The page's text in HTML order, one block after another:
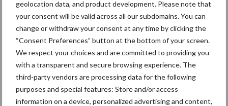
geolocation data, and product development. Please note that
your consent will be valid across all our subdomains. You can
change or withdraw your consent at any time by clicking the
“Consent Preferences” button at the bottom of your screen.
We respect your choices and are committed to providing you
with a transparent and secure browsing experience. The
third-party vendors are processing data for the following
purposes and special features: Store and/or access
information on a device, personalized advertising and content,
Themapagina's
Diergezondheid Bemesting Fokkerij